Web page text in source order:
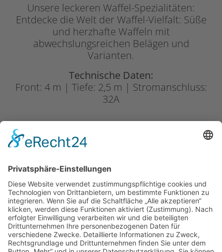
Unsere leckeren Waffel-Spezialitäten:
Entdecke die Welt der Waffel-Vielfalt: Süße
und herzhafte Waffeln mit
abwechslungsreichen Belägen und
Varianten.
Technische Daten:
Front: 4 m | Tiefe: 2,5 m | Stromanschluss:
32A